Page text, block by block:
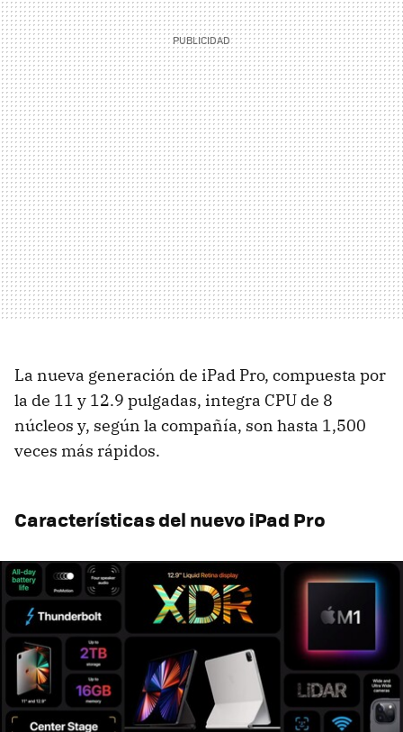
La nueva generación de iPad Pro, compuesta por
la de 11 y 12.9 pulgadas, integra CPU de 8
núcleos y, según la compañía, son hasta 1,500
veces más rápidos.
Características del nuevo iPad Pro